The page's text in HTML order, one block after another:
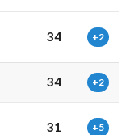
34 +2
34 +2
31 +5